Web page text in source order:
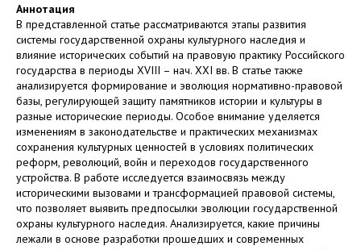
Аннотация
В представленной статье рассматриваются этапы развития
системы государственной охраны культурного наследия и
влияние исторических событий на правовую практику Российского
государства в периоды XVIII – нач. XXI вв. В статье также
анализируется формирование и эволюция нормативно-правовой
базы, регулирующей защиту памятников истории и культуры в
разные исторические периоды. Особое внимание уделяется
изменениям в законодательстве и практических механизмах
сохранения культурных ценностей в условиях политических
реформ, революций, войн и переходов государственного
устройства. В работе исследуется взаимосвязь между
историческими вызовами и трансформацией правовой системы,
что позволяет выявить предпосылки эволюции государственной
охраны культурного наследия. Анализируется, какие причины
лежали в основе разработки прошедших и современных